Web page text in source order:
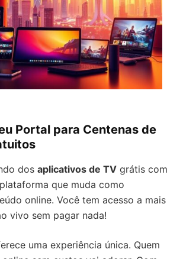
Portal para Centenas de
dos aplicativos de TV grátis com
que muda como
online. Você tem acesso a mais
vivo sem pagar nada!
uma experiência única. Quem